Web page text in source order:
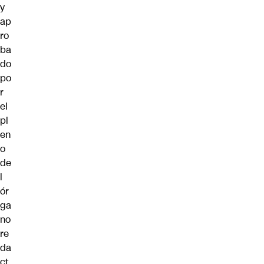
y
ap
ro
ba
do
po
r
el
pl
en
o
de
l
ór
ga
no
re
da